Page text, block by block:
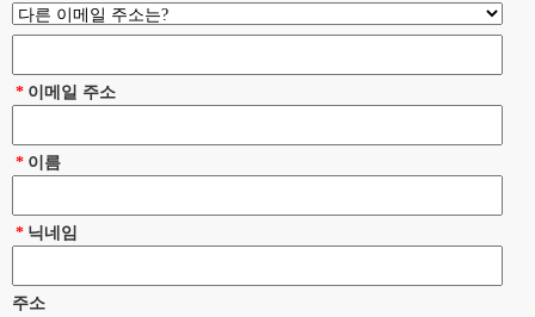
* 이메일 주소
* 이름
* 닉네임
주소